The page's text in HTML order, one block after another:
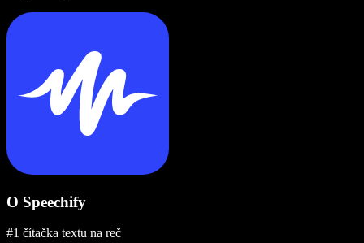
O Speechify
#1 čítačka textu na reč